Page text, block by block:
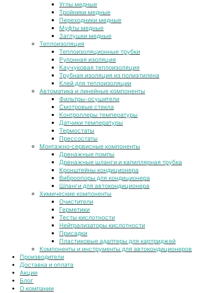
Углы медные
Тройники медные
Переходники медные
Муфты медные
Заглушки медные
Теплоизоляция
Теплоизоляционные трубки
Рулонная изоляция
Каучуковая теплоизоляция
Трубная изоляция из полиэтилена
Клей для теплоизоляции
Автоматика и линейные компоненты
Фильтры-осушители
Смотровые стекла
Контроллеры температуры
Датчики температуры
Термостаты
Прессостаты
Монтажно‑сервисные компоненты
Дренажные помпы
Дренажные шланги и капиллярная трубка
Кронштейны кондиционера
Виброопоры для кондиционера
Шланги для автокондиционера
Химические компоненты
Очистители
Герметики
Тесты кислотности
Нейтрализаторы кислотности
Присадки
Пластиковые адаптеры для картриджей
Компоненты и инструменты для автокондиционеров
Производители
Доставка и оплата
Акции
Блог
О компании